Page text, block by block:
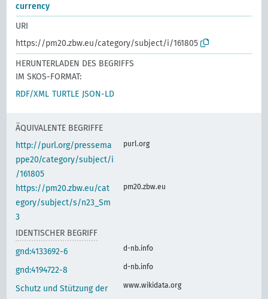
currency
URI
https://pm20.zbw.eu/category/subject/i/161805
HERUNTERLADEN DES BEGRIFFS
IM SKOS-FORMAT:
RDF/XML TURTLE JSON-LD
ÄQUIVALENTE BEGRIFFE
http://purl.org/pressema
ppe20/category/subject/i
/161805
purl.org
https://pm20.zbw.eu/cat
egory/subject/s/n23_Sm
3
pm20.zbw.eu
IDENTISCHER BEGRIFF
gnd:4133692-6
d-nb.info
gnd:4194722-8 d-nb.info
Schutz und Stützung der www.wikidata.org